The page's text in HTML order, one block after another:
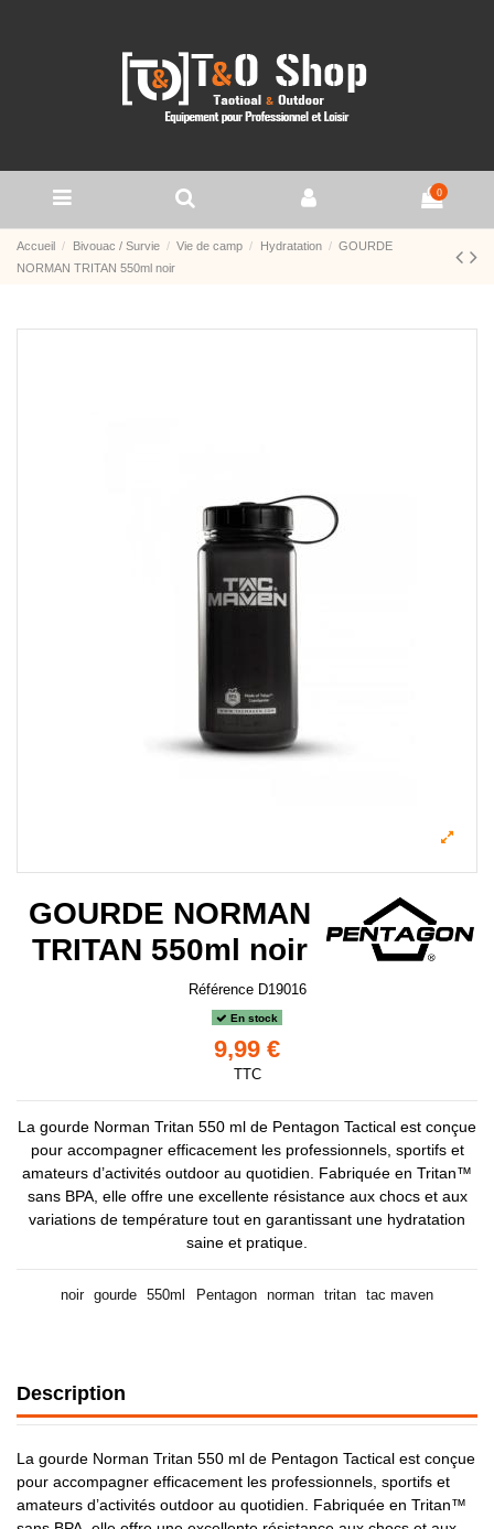
0
Accueil Bivouac / Survie Vie de camp Hydratation
GOURDE
NORMAN TRITAN 550ml noir
GOURDE NORMAN
TRITAN 550ml noir
Référence D19016
En stock
9,99 €
TTC
La gourde Norman Tritan 550 ml de Pentagon Tactical est conçue
pour accompagner efficacement les professionnels, sportifs et
amateurs d’activités outdoor au quotidien. Fabriquée en Tritan™
sans BPA, elle offre une excellente résistance aux chocs et aux
variations de température tout en garantissant une hydratation
saine et pratique.
noir gourde 550ml Pentagon norman tritan tac maven
Description
La gourde Norman Tritan 550 ml de Pentagon Tactical est conçue
pour accompagner efficacement les professionnels, sportifs et
amateurs d’activités outdoor au quotidien. Fabriquée en Tritan™